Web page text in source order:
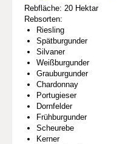
Rebfläche: 20 Hektar
Rebsorten:
Riesling
Spätburgunder
Silvaner
Weißburgunder
Grauburgunder
Chardonnay
Portugieser
Dornfelder
Frühburgunder
Scheurebe
Kerner